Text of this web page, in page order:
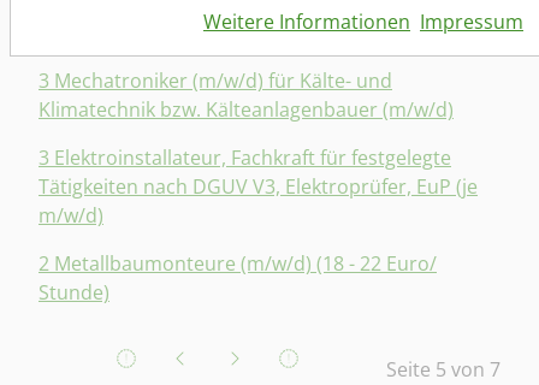
1 Einkäufer (m/w/d) für PKW- Gebrauchtfahrzeuge
3 Mechatroniker (m/w/d) für Kälte- und
Klimatechnik bzw. Kälteanlagenbauer (m/w/d)
3 Elektroinstallateur, Fachkraft für festgelegte
Tätigkeiten nach DGUV V3, Elektroprüfer, EuP (je
m/w/d)
2 Metallbaumonteure (m/w/d) (18 - 22 Euro/
Stunde)
Seite 5 von 7
Weitere Informationen Impressum